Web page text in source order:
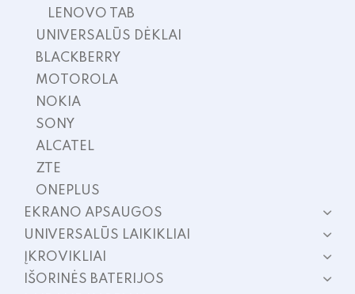
LENOVO TAB
UNIVERSALŪS DĖKLAI
BLACKBERRY
MOTOROLA
NOKIA
SONY
ALCATEL
ZTE
ONEPLUS
EKRANO APSAUGOS
UNIVERSALŪS LAIKIKLIAI
ĮKROVIKLIAI
IŠORINĖS BATERIJOS